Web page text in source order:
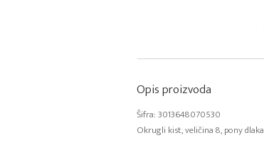
Opis proizvoda
Šifra: 3013648070530
Okrugli kist, veličina 8, pony dlaka